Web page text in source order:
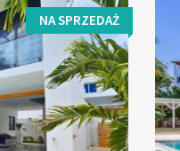
NA SPRZEDAŻ